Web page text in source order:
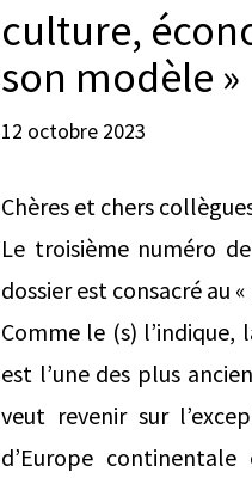
culture,
son modèle »
12 octobre 2023
Chères et chers
Le troisième numéro
dossier est consacré au
Comme le (s)
est l’une des plus
veut revenir sur
d’Europe